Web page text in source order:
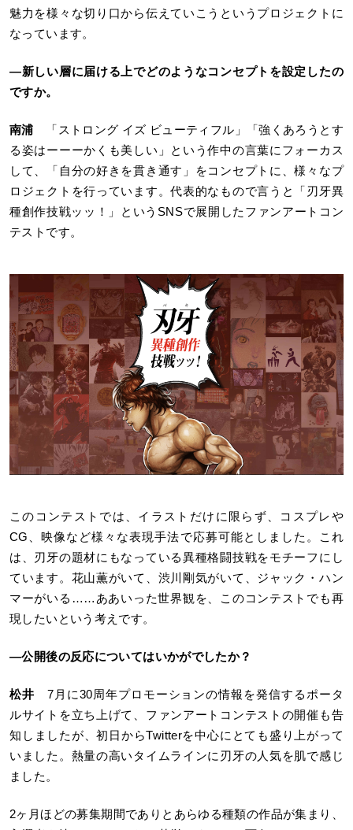
魅力を様々な切り口から伝えていこうというプロジェクトに
なっています。
―新しい層に届ける上でどのようなコンセプトを設定したの
ですか。
南浦 「ストロング イズ ビューティフル」「強くあろうとす
る姿はーーーかくも美しい」という作中の言葉にフォーカス
して、「自分の好きを貫き通す」をコンセプトに、様々なプ
ロジェクトを行っています。代表的なもので言うと「刃牙異
種創作技戦ッッ！」というSNSで展開したファンアートコン
テストです。
このコンテストでは、イラストだけに限らず、コスプレや
CG、映像など様々な表現手法で応募可能としました。これ
は、刃牙の題材にもなっている異種格闘技戦をモチーフにし
ています。花山薫がいて、渋川剛気がいて、ジャック・ハン
マーがいる……ああいった世界観を、このコンテストでも再
現したいという考えです。
―公開後の反応についてはいかがでしたか？
松井 7月に30周年プロモーションの情報を発信するポータ
ルサイトを立ち上げて、ファンアートコンテストの開催も告
知しましたが、初日からTwitterを中心にとても盛り上がって
いました。熱量の高いタイムラインに刃牙の人気を肌で感じ
ました。
2ヶ月ほどの募集期間でありとあらゆる種類の作品が集まり、